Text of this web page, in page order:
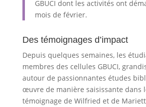
GBUCI dont les activités ont
mois de février.
Des témoignages d’impact
Depuis quelques semaines, les
membres des cellules GBUCI,
autour de passionnantes études
œuvre de manière saisissante dans
témoignage de Wilfried et de